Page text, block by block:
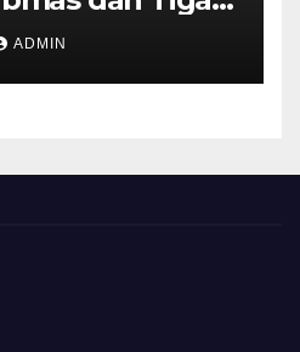
Ungaran
Warga
Ronda
ADMIN